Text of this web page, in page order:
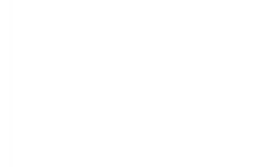
verzekerd van mobiliteit.
naar specificaties van deze auto.